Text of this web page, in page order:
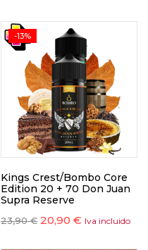
-13%
Kings Crest/Bombo Core
Edition 20 + 70 Don Juan
Supra Reserve
23,90€ 20,90 € Iva incluido